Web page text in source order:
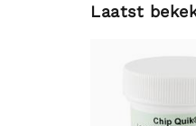
Laatst